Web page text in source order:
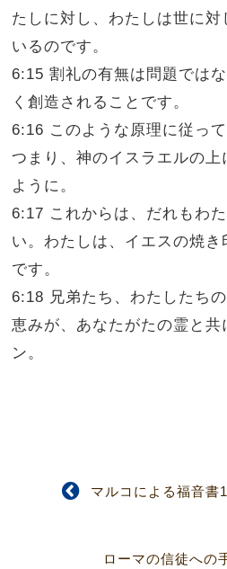
たしに対し、わたしは世に対
いるのです。
6:15 割礼の有無は問題では
く創造されることです。
6:16 このような原理に従っ
つまり、神のイスラエルの上
ように。
6:17 これからは、だれもわ
い。わたしは、イエスの焼
です。
6:18 兄弟たち、わたしたち
恵みが、あなたがたの霊と共
ン。
マルコによる福音書
ローマの信徒への